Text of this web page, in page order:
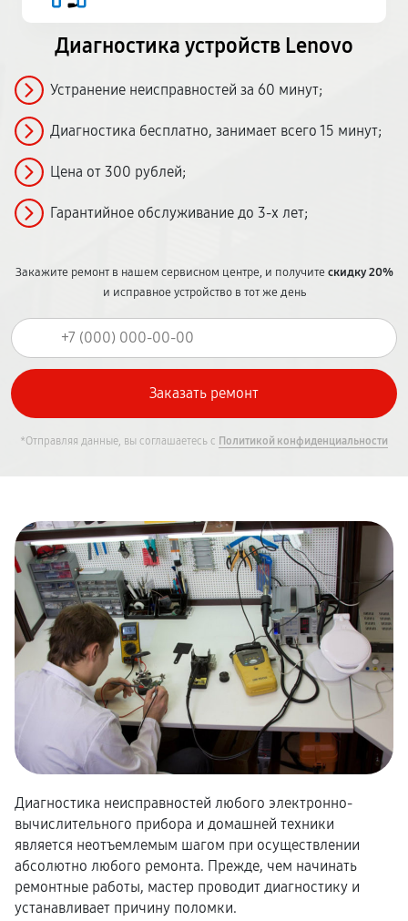
Диагностика устройств Lenovo
Устранение неисправностей за 60 минут;
Диагностика бесплатно, занимает всего 15 минут;
Цена от 300 рублей;
Гарантийное обслуживание до 3-х лет;
Закажите ремонт в нашем сервисном центре, и получитескидку 20%
и исправное устройство в тот же день
*Отправляя данные, вы соглашаетесь с Политикой конфиденциальности
Диагностика неисправностей любого электронно-
вычислительного прибора и домашней техники
является неотъемлемым шагом при осуществлении
абсолютно любого ремонта. Прежде, чем начинать
ремонтные работы, мастер проводит диагностику и
устанавливает причину поломки.